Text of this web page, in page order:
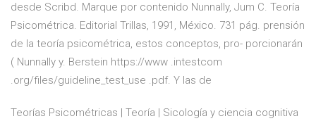
desde Scribd. Marque por contenido Nunnally, Jum C. Teoría
Psicométrica. Editorial Trillas, 1991, México. 731 pág. prensión
de la teoría psicométrica, estos conceptos, pro- porcionarán
( Nunnally y. Berstein https://www .intestcom
.org/files/guideline_test_use .pdf. Y las de
Teorías Psicométricas | Teoría | Sicología y ciencia cognitiva